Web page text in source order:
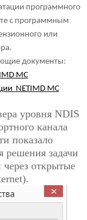
программного
с программным
или
документы:
MC
NETIMD MC
уровня NDIS
канала
показало
решения задачи
открытые